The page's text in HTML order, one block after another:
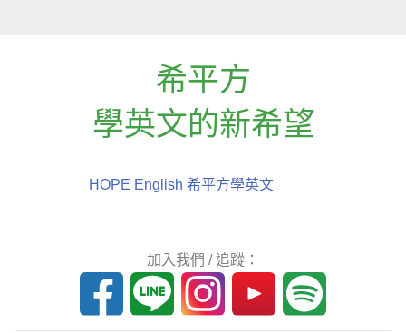
希平方
學英文的新希望
HOPE English 希平方學英文
加入我們 / 追蹤：